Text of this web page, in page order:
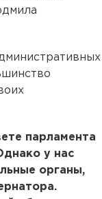
парламента
у нас
органы,